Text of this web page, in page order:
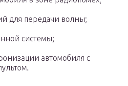
для передачи волны;
системы;
автомобиля с